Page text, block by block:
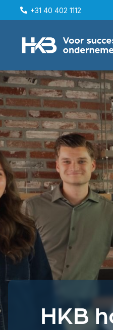
+31 40 402 1112
HKB